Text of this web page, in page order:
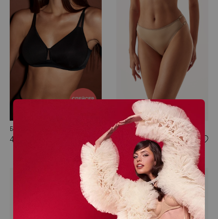
Бюстгальтер без каркасов
4 800 RUB
Трусики бразилиана
2 400 RUB
№2